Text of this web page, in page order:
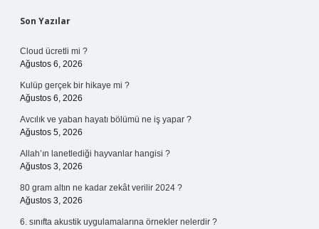
Sidebar
Son Yazılar
Cloud ücretli mi ?
Ağustos 6, 2026
Kulüp gerçek bir hikaye mi ?
Ağustos 6, 2026
Avcılık ve yaban hayatı bölümü ne iş yapar ?
Ağustos 5, 2026
Allah’ın lanetlediği hayvanlar hangisi ?
Ağustos 3, 2026
80 gram altın ne kadar zekât verilir 2024 ?
Ağustos 3, 2026
6. sınıfta akustik uygulamalarına örnekler nelerdir ?